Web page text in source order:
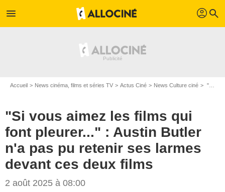
menu profil search
Accueil News cinéma, films et séries TV Actus Ciné News Culture ciné "Si vous aimez les films qui font pleurer..." : Austin Butler n'a pas pu retenir ses larmes devant ces deux films
"Si vous aimez les films qui
font pleurer..." : Austin Butler
n'a pas pu retenir ses larmes
devant ces deux films
2 août 2025 à 08:00